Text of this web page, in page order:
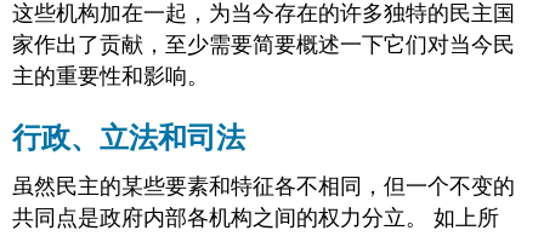
这些机构加在一起，为当今存在的许多独特的民主国
家作出了贡献，至少需要简要概述一下它们对当今民
主的重要性和影响。
行政、立法和司法
虽然民主的某些要素和特征各不相同，但一个不变的
共同点是政府内部各机构之间的权力分立。 如上所